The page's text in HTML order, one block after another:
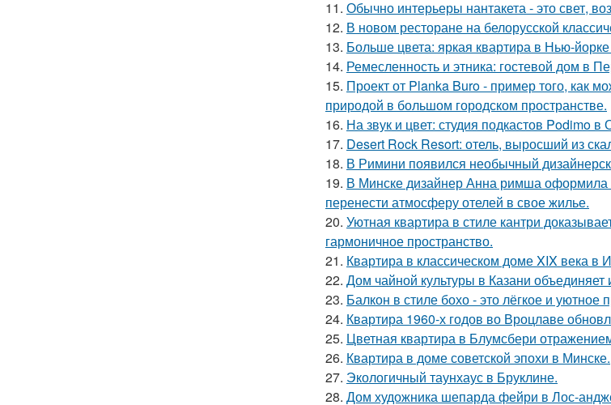
11. Обычно интерьеры нантакета - это свет,
12. В новом ресторане на белорусской
13. Больше цвета: яркая квартира в Нью-
14. Ремесленность и этника: гостевой дом в
15. Проект от Planka Buro - пример того, как
природой в большом городском пространстве.
16. На звук и цвет: студия подкастов Podimo в
17. Desert Rock Resort: отель, выросший из
18. В Римини появился необычный
19. В Минске дизайнер Анна римша оформила
перенести атмосферу отелей в свое жилье.
20. Уютная квартира в стиле кантри
гармоничное пространство.
21. Квартира в классическом доме XIX века в
22. Дом чайной культуры в Казани объединяет
23. Балкон в стиле бохо - это лёгкое и уютное
24. Квартира 1960-х годов во Вроцлаве
25. Цветная квартира в Блумсбери
26. Квартира в доме советской эпохи в Минске.
27. Экологичный таунхаус в Бруклине.
28. Дом художника шепарда фейри в Лос-